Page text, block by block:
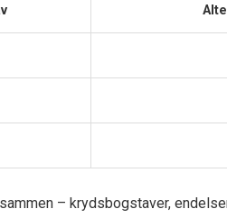
– krydsbogstaver,